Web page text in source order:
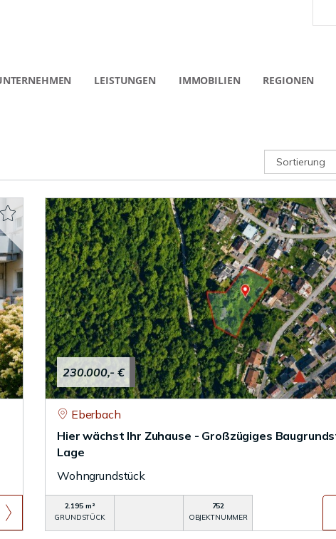
LEISTUNGEN IMMOBILIEN REGIONEN
230.000,- €
Eberbach
Hier wächst Ihr Zuhause - Großzügiges
Lage
Wohngrundstück
2.195 m²
GRUNDSTÜCK
752
OBJEKTNUMMER